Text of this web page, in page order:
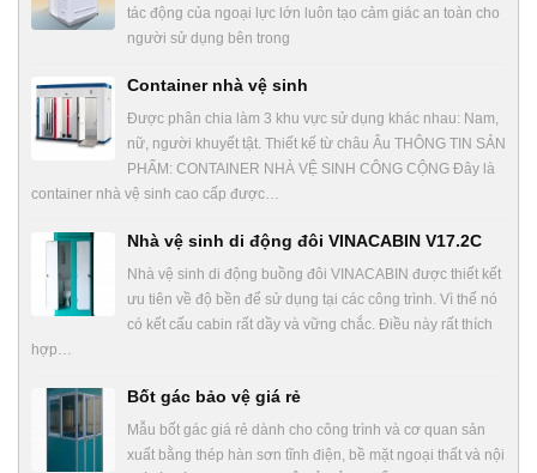
tác động của ngoại lực lớn luôn tạo cảm giác an toàn cho
người sử dụng bên trong
Container nhà vệ sinh
Được phân chia làm 3 khu vực sử dụng khác nhau: Nam,
nữ, người khuyết tật. Thiết kế từ châu Âu THÔNG TIN SẢN
PHẨM: CONTAINER NHÀ VỆ SINH CÔNG CỘNG Đây là
container nhà vệ sinh cao cấp được…
Nhà vệ sinh di động đôi VINACABIN V17.2C
Nhà vệ sinh di động buồng đôi VINACABIN được thiết kết
ưu tiên về độ bền để sử dụng tại các công trình. Vì thế nó
có kết cấu cabin rất dầy và vững chắc. Điều này rất thích
hợp…
Bốt gác bảo vệ giá rẻ
Mẫu bốt gác giá rẻ dành cho công trình và cơ quan sản
xuất bằng thép hàn sơn tĩnh điện, bề mặt ngoại thất và nội